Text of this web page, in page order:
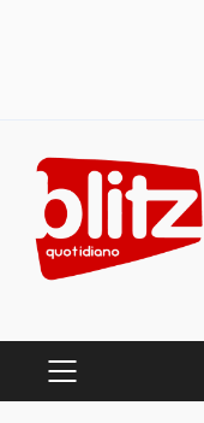
content
PRIMARY